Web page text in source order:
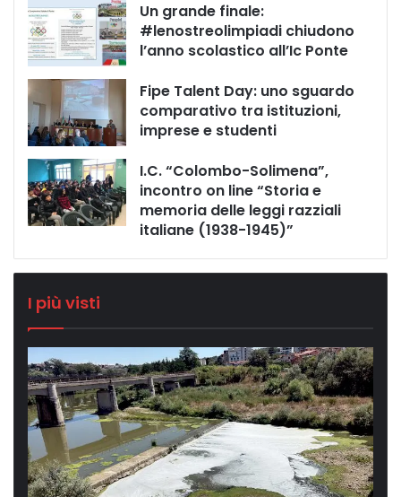
Un grande finale:
#lenostreolimpiadi chiudono
l’anno scolastico all’Ic Ponte
Fipe Talent Day: uno sguardo
comparativo tra istituzioni,
imprese e studenti
I.C. “Colombo-Solimena”,
incontro on line “Storia e
memoria delle leggi razziali
italiane (1938-1945)”
I più visti